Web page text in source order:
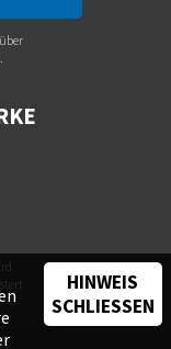
HINWEIS
SCHLIESSEN